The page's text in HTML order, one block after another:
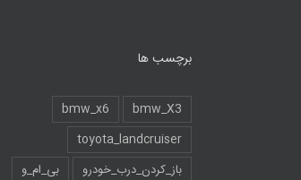
برچسب ها
bmw_X3
bmw_x6
toyota_landcruiser
باز_کردن_درب_خودرو
بی_ام_و